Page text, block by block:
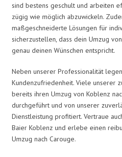
sind bestens geschult und arbeiten
zügig wie möglich abzuwickeln.
maßgeschneiderte Lösungen für
sicherzustellen, dass dein Umzug
genau deinen Wünschen entspricht.
Neben unserer Professionalität
Kundenzufriedenheit. Viele unserer
bereits ihren Umzug von Koblenz
durchgeführt und von unserer
Dienstleistung profitiert. Vertraue
Baier Koblenz und erlebe einen
Umzug nach Carouge.